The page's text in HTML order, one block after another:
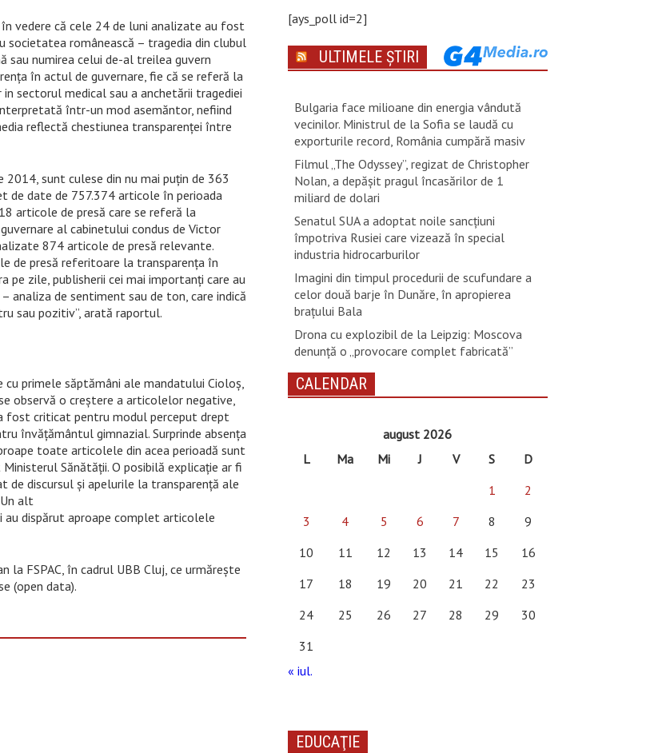
vedere că cele 24 de luni analizate au fost
românească – tragedia din clubul
sau numirea celui de-al treilea guvern
în actul de guvernare, fie că se referă la
sectorul medical sau a anchetării tragediei
într-un mod asemăntor, nefiind
reflectă chestiunea transparenței între
sunt culese din nu mai puțin de 363
de date de 757.374 articole în perioada
articole de presă​ care se referă la
al cabinetului condus de Victor
874 articole de presă​ relevante.
de presă referitoare la transparența în
pe zile, publisherii cei mai importanți care au
de sentiment sau de ton, care indică
sau pozitiv”, arată raportul.
cu primele săptămâni ale mandatului Cioloș,
observă o creștere a articolelor negative,
fost criticat pentru modul perceput drept
învățământul gimnazial. Surprinde absența
toate articolele din acea perioadă sunt
Sănătății. O posibilă explicație ar fi
discursul și apelurile la transparență ale
alt
dispărut aproape complet articolele
FSPAC, în cadrul UBB Cluj, ce urmărește
(open data).
[ays_poll id=2]
ULTIMELE ȘTIRI
Bulgaria face milioane din energia vândută
vecinilor. Ministrul de la Sofia se laudă cu
exporturile record, România cumpără masiv
Filmul „The Odyssey”, regizat de Christopher
Nolan, a depăşit pragul încasărilor de 1
miliard de dolari
Senatul SUA a adoptat noile sancţiuni
împotriva Rusiei care vizează în special
industria hidrocarburilor
Imagini din timpul procedurii de scufundare a
celor două barje în Dunăre, în apropierea
brațului Bala
Drona cu explozibil de la Leipzig: Moscova
denunţă o „provocare complet fabricată”
CALENDAR
august 2026
L
Ma Mi J V S
D
1
2
3
4 5 6 7 8
9
10
11 12 13 14 15
16
17
18 19 20 21 22
23
24
25 26 27 28 29
30
31
« iul.
EDUCAŢIE